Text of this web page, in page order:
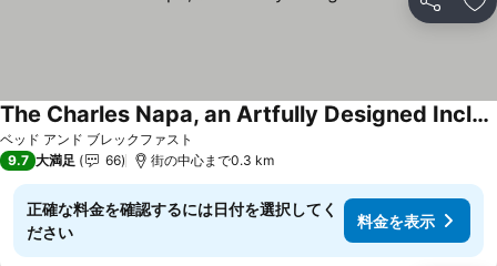
シェア お
ベッド アンド ブレックファスト
The Charles Napa, an Artfully Designed Inclusive Inn
料金を表示
9.7 大満足 66 街の中心まで0.3 km
正確な料金を確認するには日付を選択してく
ださい
料金を表示